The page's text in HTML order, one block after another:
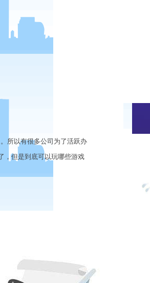
所以有很多公司为了活跃办
，但是到底可以玩哪些游戏